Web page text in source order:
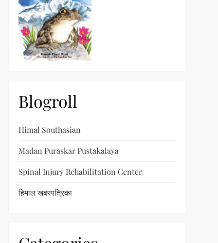
Blogroll
Himal Southasian
Madan Puraskar Pustakalaya
Spinal Injury Rehabilitation Center
हिमाल खबरपत्रिका